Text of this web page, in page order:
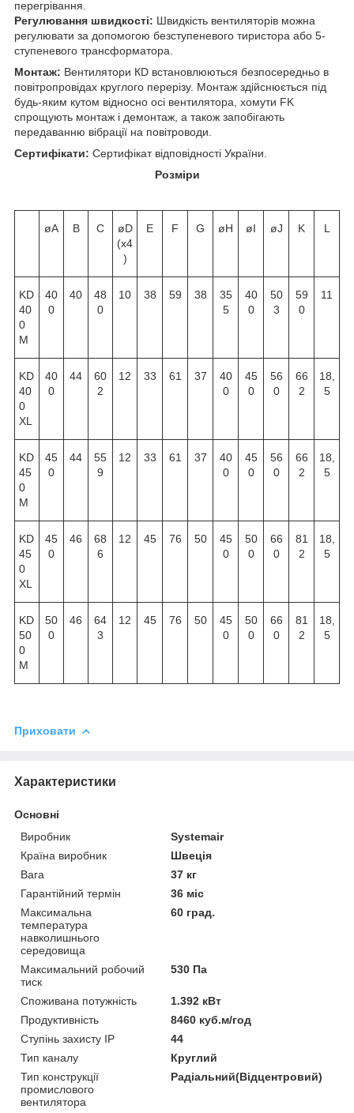
перегрівання.
Регулювання швидкості: Швидкість вентиляторів можна
регулювати за допомогою безступеневого тиристора або 5-
ступеневого трансформатора.
Монтаж: Вентилятори КD встановлюються безпосередньо в
повітропровідах круглого перерізу. Монтаж здійснюється під
будь-яким кутом відносно осі вентилятора, хомути FK
спрощують монтаж і демонтаж, а також запобігають
передаванню вібрації на повітроводи.
Сертифікати: Сертифікат відповідності України.
Розміри
øA B C
øD
(x4
)
E F G øH øI øJ K L
KD
40
0
M
40
0
40
48
0
10 38 59 38
35
5
40
0
50
3
59
0
11
KD
40
0
XL
40
0
44
60
2
12 33 61 37
40
0
45
0
56
0
66
2
18,
5
KD
45
0
M
45
0
44
55
9
12 33 61 37
40
0
45
0
56
0
66
2
18,
5
KD
45
0
XL
45
0
46
68
6
12 45 76 50
45
0
50
0
66
0
81
2
18,
5
KD
50
0
M
50
0
46
64
3
12 45 76 50
45
0
50
0
66
0
81
2
18,
5
Приховати
Характеристики
Основні
Виробник
Systemair
Країна виробник
Швеція
Вага
37 кг
Гарантійний термін
36 міс
Максимальна
температура
навколишнього
середовища
60 град.
Максимальний робочий
тиск
530 Па
Споживана потужність
1.392 кВт
Продуктивність
8460 куб.м/год
Ступінь захисту IP
44
Тип каналу
Круглий
Тип конструкції
промислового
вентилятора
Радіальний(Відцентровий)